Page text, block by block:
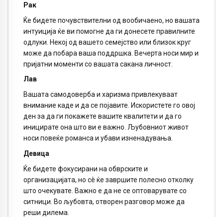
Рак
Ќе бидете почувствителни од вообичаено, но вашата
интуиција ќе ви помогне да ги донесете правилните
одлуки. Некој од вашето семејство или близок круг
може да побара ваша поддршка. Вечерта носи мир и
пријатни моменти со вашата сакана личност.
Лав
Вашата самодоверба и харизма привлекуваат
внимание каде и да се појавите. Искористете го овој
ден за да ги покажете вашите квалитети и да го
иницирате она што ви е важно. Љубовниот живот
носи повеќе романса и убави изненадувања.
Девица
Ќе бидете фокусирани на обврските и
организацијата, но сè ќе завршите полесно отколку
што очекувате. Важно е да не се оптоварувате со
ситници. Во љубовта, отворен разговор може да
реши дилема.